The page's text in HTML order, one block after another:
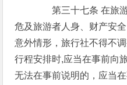
第三十七条 在旅游
危及旅游者人身、财产安
意外情形，旅行社不得不
行程安排时,应当在事前向
无法在事前说明的，应当在